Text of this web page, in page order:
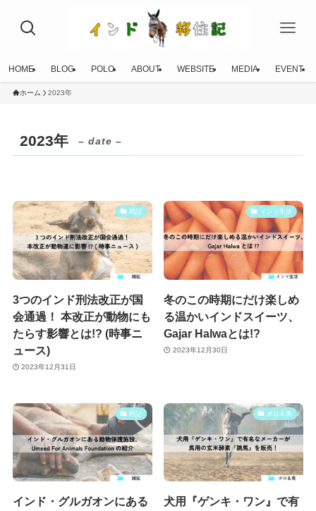
HOME BLOG POLO ABOUT WEBSITE MEDIA EVENT
ホーム 2023年
2023年 – date –
雑記
3つのインド刑法改正が国
会通過！ 本改正が動物にも
たらす影響とは!? (時事ニ
ュース)
2023年12月31日
インド生活
冬のこの時期にだけ楽しめ
る温かいインドスイーツ、
Gajar Halwaとは!?
2023年12月30日
雑記
インド・グルガオンにある
ポロ＆馬
犬用『ゲンキ・ワン』で有